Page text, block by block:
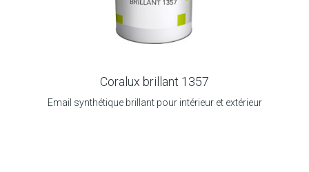
Coralux brillant 1357
Email synthétique brillant pour intérieur et extérieur